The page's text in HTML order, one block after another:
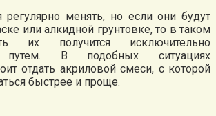
регулярно менять, но если они будут
или алкидной грунтовке, то в таком
их получится исключительно
путем. В подобных ситуациях
отдать акриловой смеси, с которой
быстрее и проще.